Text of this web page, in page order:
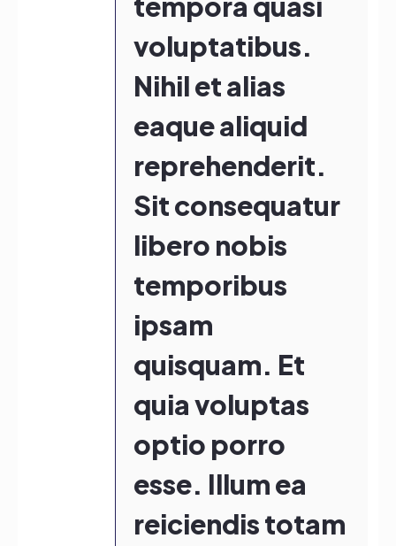
voluptatibus.
Nihil et alias
eaque aliquid
reprehenderit.
Sit consequatur
libero nobis
temporibus
ipsam
quisquam. Et
quia voluptas
optio porro
esse. Illum ea
reiciendis totam